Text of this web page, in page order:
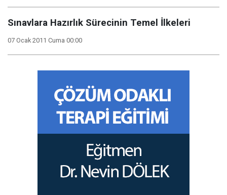
Sınavlara Hazırlık Sürecinin Temel İlkeleri
07 Ocak 2011 Cuma 00:00